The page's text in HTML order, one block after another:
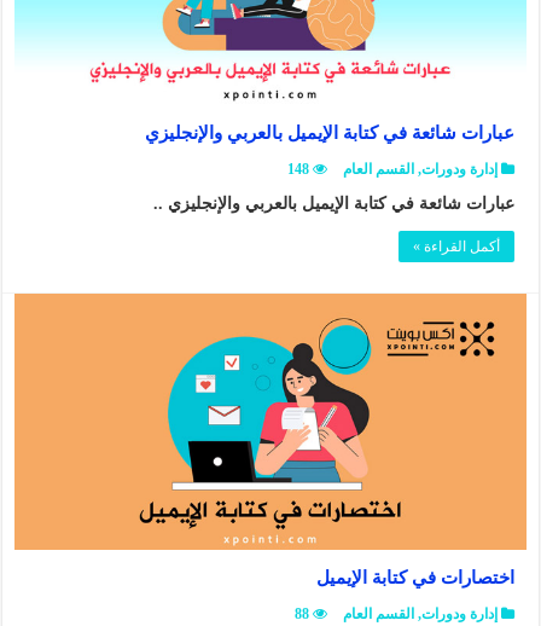
عبارات شائعة في كتابة الإيميل بالعربي والإنجليزي
إدارة ودورات,القسم العام 148
عبارات شائعة في كتابة الإيميل بالعربي والإنجليزي ..
أكمل القراءة »
اختصارات في كتابة الإيميل
إدارة ودورات,القسم العام 88